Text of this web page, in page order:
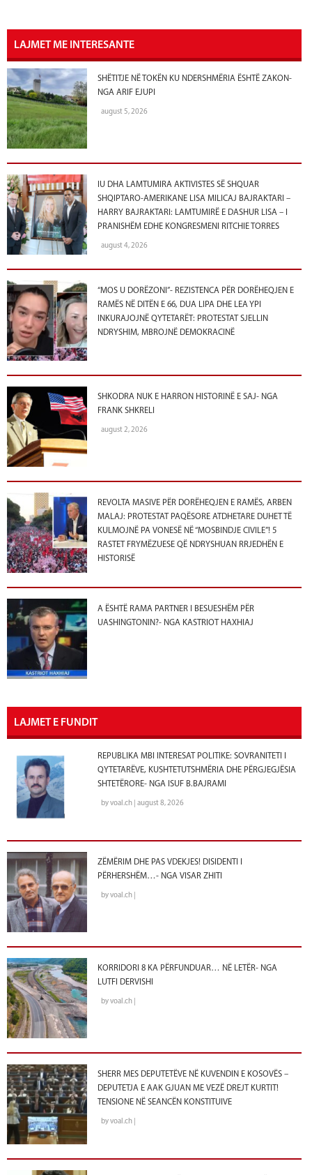
LAJMET ME INTERESANTE
SHËTITJE NË TOKËN KU NDERSHMËRIA ËSHTË ZAKON-
NGA ARIF EJUPI
august 5, 2026
IU DHA LAMTUMIRA AKTIVISTES SË SHQUAR
SHQIPTARO-AMERIKANE LISA MILICAJ BAJRAKTARI –
HARRY BAJRAKTARI: LAMTUMIRË E DASHUR LISA – I
PRANISHËM EDHE KONGRESMENI RITCHIE TORRES
august 4, 2026
“MOS U DORËZONI”- REZISTENCA PËR DORËHEQJEN E
RAMËS NË DITËN E 66, DUA LIPA DHE LEA YPI
INKURAJOJNË QYTETARËT: PROTESTAT SJELLIN
NDRYSHIM, MBROJNË DEMOKRACINË
SHKODRA NUK E HARRON HISTORINË E SAJ- NGA
FRANK SHKRELI
august 2, 2026
REVOLTA MASIVE PËR DORËHEQJEN E RAMËS, ARBEN
MALAJ: PROTESTAT PAQËSORE ATDHETARE DUHET TË
KULMOJNË PA VONESË NË “MOSBINDJE CIVILE”! 5
RASTET FRYMËZUESE QË NDRYSHUAN RRJEDHËN E
HISTORISË
A ËSHTË RAMA PARTNER I BESUESHËM PËR
UASHINGTONIN?- NGA KASTRIOT HAXHIAJ
LAJMET E FUNDIT
REPUBLIKA MBI INTERESAT POLITIKE: SOVRANITETI I
QYTETARËVE, KUSHTETUTSHMËRIA DHE PËRGJEGJËSIA
SHTETËRORE- NGA ISUF B.BAJRAMI
by voal.ch | august 8, 2026
ZËMËRIM DHE PAS VDEKJES! DISIDENTI I
PËRHERSHËM…- NGA VISAR ZHITI
by voal.ch |
KORRIDORI 8 KA PËRFUNDUAR… NË LETËR- NGA
LUTFI DERVISHI
by voal.ch |
SHERR MES DEPUTETËVE NË KUVENDIN E KOSOVËS –
DEPUTETJA E AAK GJUAN ME VEZË DREJT KURTIT!
TENSIONE NË SEANCËN KONSTITUIVE
by voal.ch |